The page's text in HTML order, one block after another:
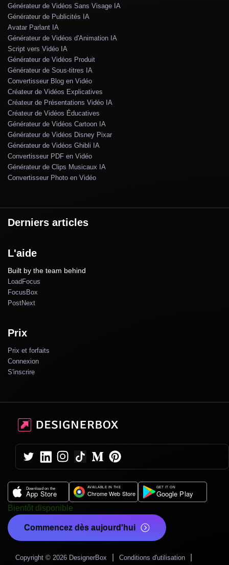
Générateur de Vidéos Sans Visage IA
Générateur de Publicités IA
Avatar Parlant IA
Générateur de Vidéos d'Animation IA
Script vers Vidéo IA
Générateur de Vidéos Produit
Générateur de Sous-titres IA
Convertisseur Blog en Vidéo
Créateur de Vidéos Explicatives
Créateur de Présentations Vidéo IA
Créateur de Vidéos Éducatives
Générateur de Vidéos Cartoon IA
Générateur de Vidéos Disney Pixar
Générateur de Vidéos Ghibli IA
Convertisseur PDF en Vidéo
Générateur de Clips Musicaux IA
Convertisseur Photo en Vidéo
Derniers articles
L'aide
Built by the team behind
LoadFocus
FocusBox
PostNext
Prix
Prix et forfaits
Connexion
S'inscrire
Bientôt disponible
Commencez dès aujourd'hui
Copyright © 2026 DesignerBox Conditions d'utilisation